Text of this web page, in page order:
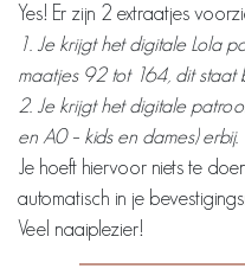
Yes! Er zijn 2 extraatjes
1. Je krijgt het digitale Lola
maatjes 92 tot 164, dit staat
2. Je krijgt het digitale
en A0 – kids en dames) erbij.
Je hoeft hiervoor niets te
automatisch in je
Veel naaiplezier!